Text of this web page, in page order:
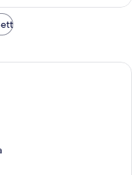
mit einem großen